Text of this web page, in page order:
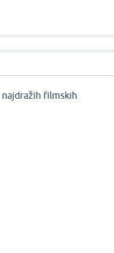
filmskih